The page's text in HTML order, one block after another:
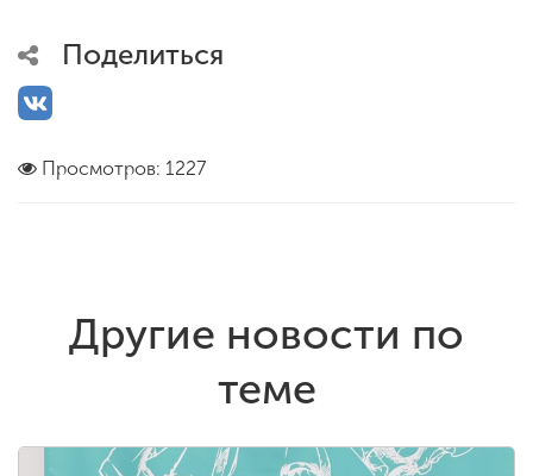
Поделиться
Просмотров: 1227
Другие новости по
теме